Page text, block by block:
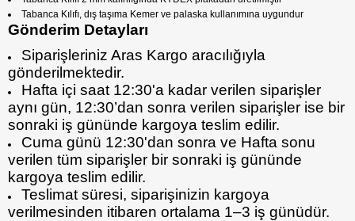
Tabanca Kılıfı, dış taşıma Kemer ve palaska kullanımına uygundur
Gönderim Detayları
Siparişleriniz Aras Kargo aracılığıyla
gönderilmektedir.
Hafta içi saat 12:30'a kadar verilen siparişler
aynı gün, 12:30’dan sonra verilen siparişler ise bir
sonraki iş gününde kargoya teslim edilir.
Cuma günü 12:30'dan sonra ve Hafta sonu
verilen tüm siparişler bir sonraki iş gününde
kargoya teslim edilir.
Teslimat süresi, siparişinizin kargoya
verilmesinden itibaren ortalama 1–3 iş günüdür.